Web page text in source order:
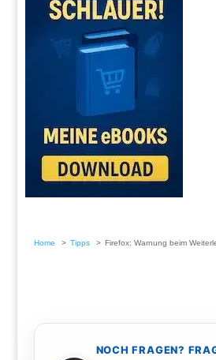
Home Tipps Firefox: Warnung beim
NOCH FRAGEN?